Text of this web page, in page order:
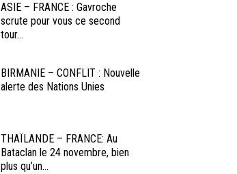
ASIE – FRANCE : Gavroche
scrute pour vous ce second
tour...
BIRMANIE – CONFLIT : Nouvelle
alerte des Nations Unies
THAÏLANDE – FRANCE: Au
Bataclan le 24 novembre, bien
plus qu’un...